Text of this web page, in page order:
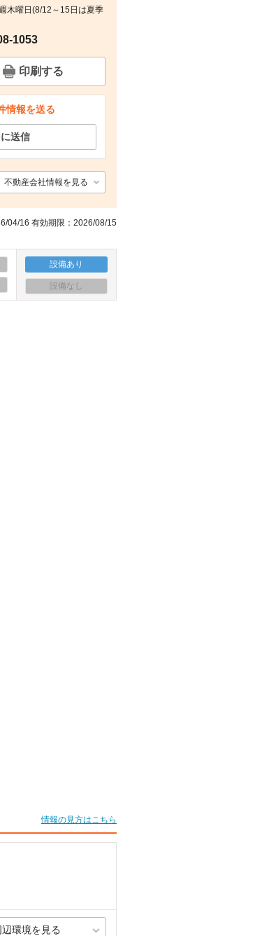
リビング/ダイニング
木曜日(8/12～15日は夏季
1053
印刷する
情報を送る
送信
不動産会社情報を見る
04/16 有効期限：2026/08/15
設備あり
設備なし
情報の見方はこちら
環境を見る